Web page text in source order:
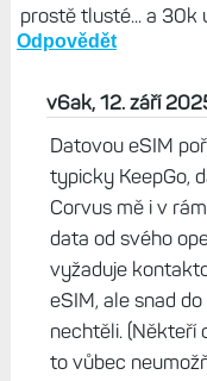
prostě tlusté... a 30k
Odpovědět
v6ak, 12. září
Datovou eSIM
typicky KeepGo,
Corvus mě i v
data od svého
vyžaduje
eSIM, ale snad
nechtěli. (Někteří
to vůbec